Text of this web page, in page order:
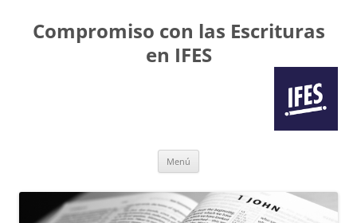
Compromiso con las Escrituras
en IFES
Menú